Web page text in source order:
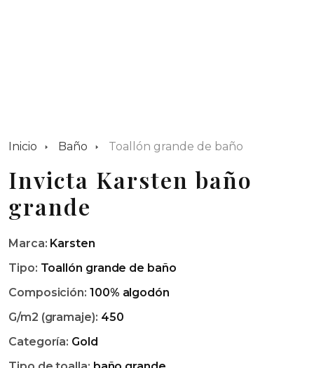
Inicio Baño Toallón grande de baño
Invicta Karsten baño
grande
Marca: Karsten
Tipo: Toallón grande de baño
Composición: 100% algodón
G/m2 (gramaje): 450
Categoría: Gold